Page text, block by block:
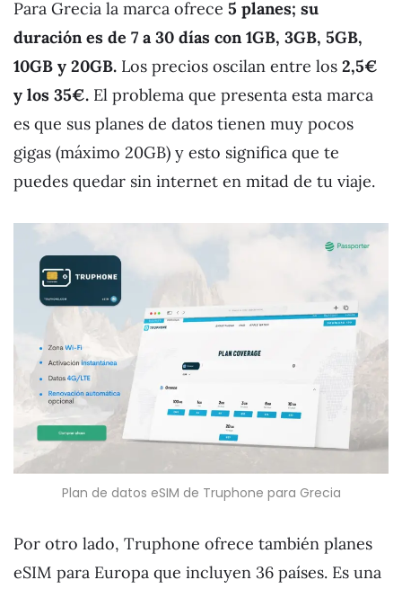
Para Grecia la marca ofrece 5 planes; su
duración es de 7 a 30 días con 1GB, 3GB, 5GB,
10GB y 20GB. Los precios oscilan entre los 2,5€
y los 35€. El problema que presenta esta marca
es que sus planes de datos tienen muy pocos
gigas (máximo 20GB) y esto significa que te
puedes quedar sin internet en mitad de tu viaje.
Plan de datos eSIM de Truphone para Grecia
Por otro lado, Truphone ofrece también planes
eSIM para Europa que incluyen 36 países. Es una